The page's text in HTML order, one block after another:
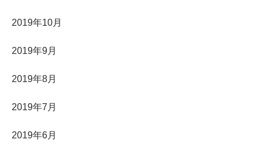
2019年10月
2019年9月
2019年8月
2019年7月
2019年6月